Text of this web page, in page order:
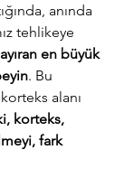
anında
tehlikeye
en büyük
. Bu
alanı
korteks,
fark